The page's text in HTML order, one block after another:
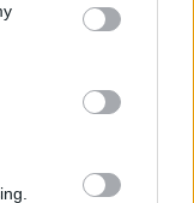
Led Zeppelin
γυναίκα του